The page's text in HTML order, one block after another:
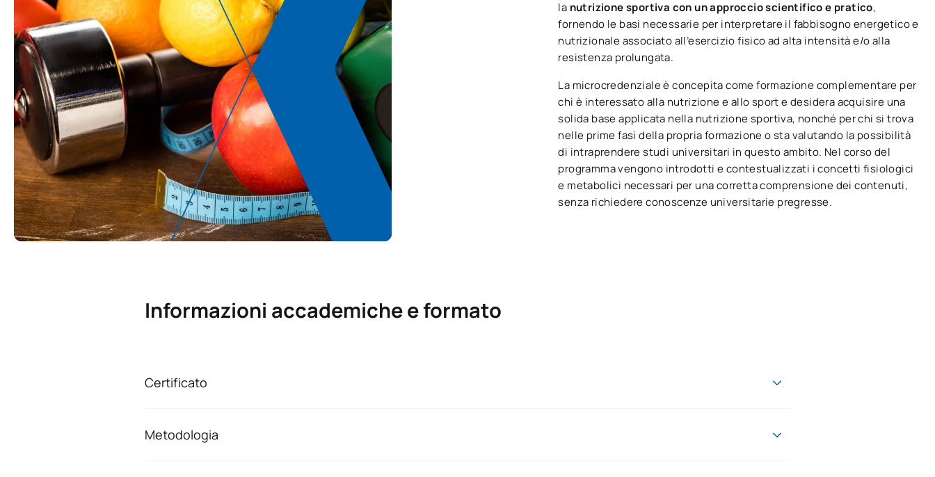
la nutrizione sportiva con un approccio scientifico e pratico,
fornendo le basi necessarie per interpretare il fabbisogno energetico e
nutrizionale associato all’esercizio fisico ad alta intensità e/o alla
resistenza prolungata.
La microcredenziale è concepita come formazione complementare per
chi è interessato alla nutrizione e allo sport e desidera acquisire una
solida base applicata nella nutrizione sportiva, nonché per chi si trova
nelle prime fasi della propria formazione o sta valutando la possibilità
di intraprendere studi universitari in questo ambito. Nel corso del
programma vengono introdotti e contestualizzati i concetti fisiologici
e metabolici necessari per una corretta comprensione dei contenuti,
senza richiedere conoscenze universitarie pregresse.
Informazioni accademiche e formato
Certificato
Le micro-credenziali sono corsi di formazione:
Metodologia